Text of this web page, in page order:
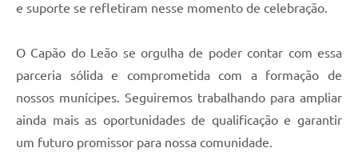
e suporte se refletiram nesse momento de celebração.
O Capão do Leão se orgulha de poder contar com essa
parceria sólida e comprometida com a formação de
nossos munícipes. Seguiremos trabalhando para ampliar
ainda mais as oportunidades de qualificação e garantir
um futuro promissor para nossa comunidade.